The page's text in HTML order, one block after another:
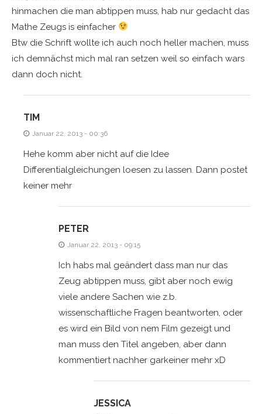
hinmachen die man abtippen muss, hab nur gedacht das
Mathe Zeugs is einfacher
Btw die Schrift wollte ich auch noch heller machen, muss
ich demnächst mich mal ran setzen weil so einfach wars
dann doch nicht.
TIM
Januar 22, 2013 - 00:36
Hehe komm aber nicht auf die Idee
Differentialgleichungen loesen zu lassen. Dann postet
keiner mehr
PETER
Januar 22, 2013 - 09:15
Ich habs mal geändert dass man nur das
Zeug abtippen muss, gibt aber noch ewig
viele andere Sachen wie z.b.
wissenschaftliche Fragen beantworten, oder
es wird ein Bild von nem Film gezeigt und
man muss den Titel angeben, aber dann
kommentiert nachher garkeiner mehr xD
JESSICA